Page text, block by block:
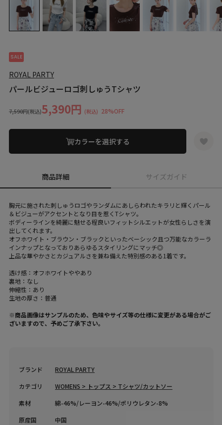
SALE
ROYAL PARTY
パールビジューロゴ刺しゅうTシャツ
7,590円(税込)5,390円 (税込) 28%OFF
カラーを選択する
商品詳細 サイズガイド
胸元に施された刺しゅうロゴやランダムにあしらわれたキラリと輝くパール
＆ビジューがアクセントとなり目を惹くTシャツ。
ボディーラインを綺麗に魅せる程良いフィットシルエットが女性らしさを演
出してくれます。
オフホワイト・ブラウン・ブラックといったベーシック且つ万能なカラーラ
インナップとなっておりあらゆるスタイリングにマッチ◎
上品な華やかさとカジュアルさを兼ね備えた特別感のある1着です。
透け感：オフホワイトややあり
裏地：なし
伸縮性：あり
生地の厚さ：普通
※商品画像はサンプルのため、色味やサイズ等の仕様に変更がある場合がご
ざいますので、予めご了承下さい。
ブランド
ROYAL PARTY
カテゴリ
WOMENS > トップス > Tシャツ/カットソー
素材
綿-46%/レーヨン-46%/ポリウレタン-8%
原産国
中国